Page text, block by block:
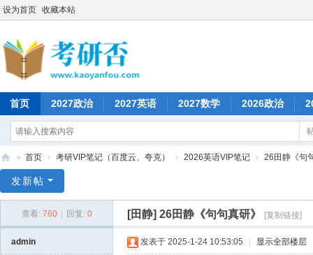
设为首页 收藏本站
首页 2027政治 2027英语 2027数学 2026政治
研
» 首页 › 考研VIP笔记（百度云、夸克） › 2026英语VIP笔记 › 26田静《句
发新帖
查看: 760 回复: 0 [田静] 26田静《句句真研》 [复制链接]
admin 发表于 2025-1-24 10:53:05 显示全部楼层